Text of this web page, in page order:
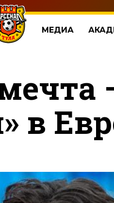
МЕДИА
в